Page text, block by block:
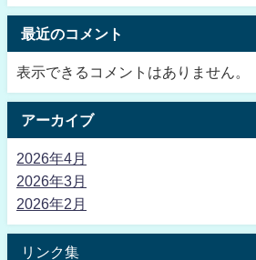
最近のコメント
表示できるコメントはありません。
アーカイブ
2026年4月
2026年3月
2026年2月
リンク集